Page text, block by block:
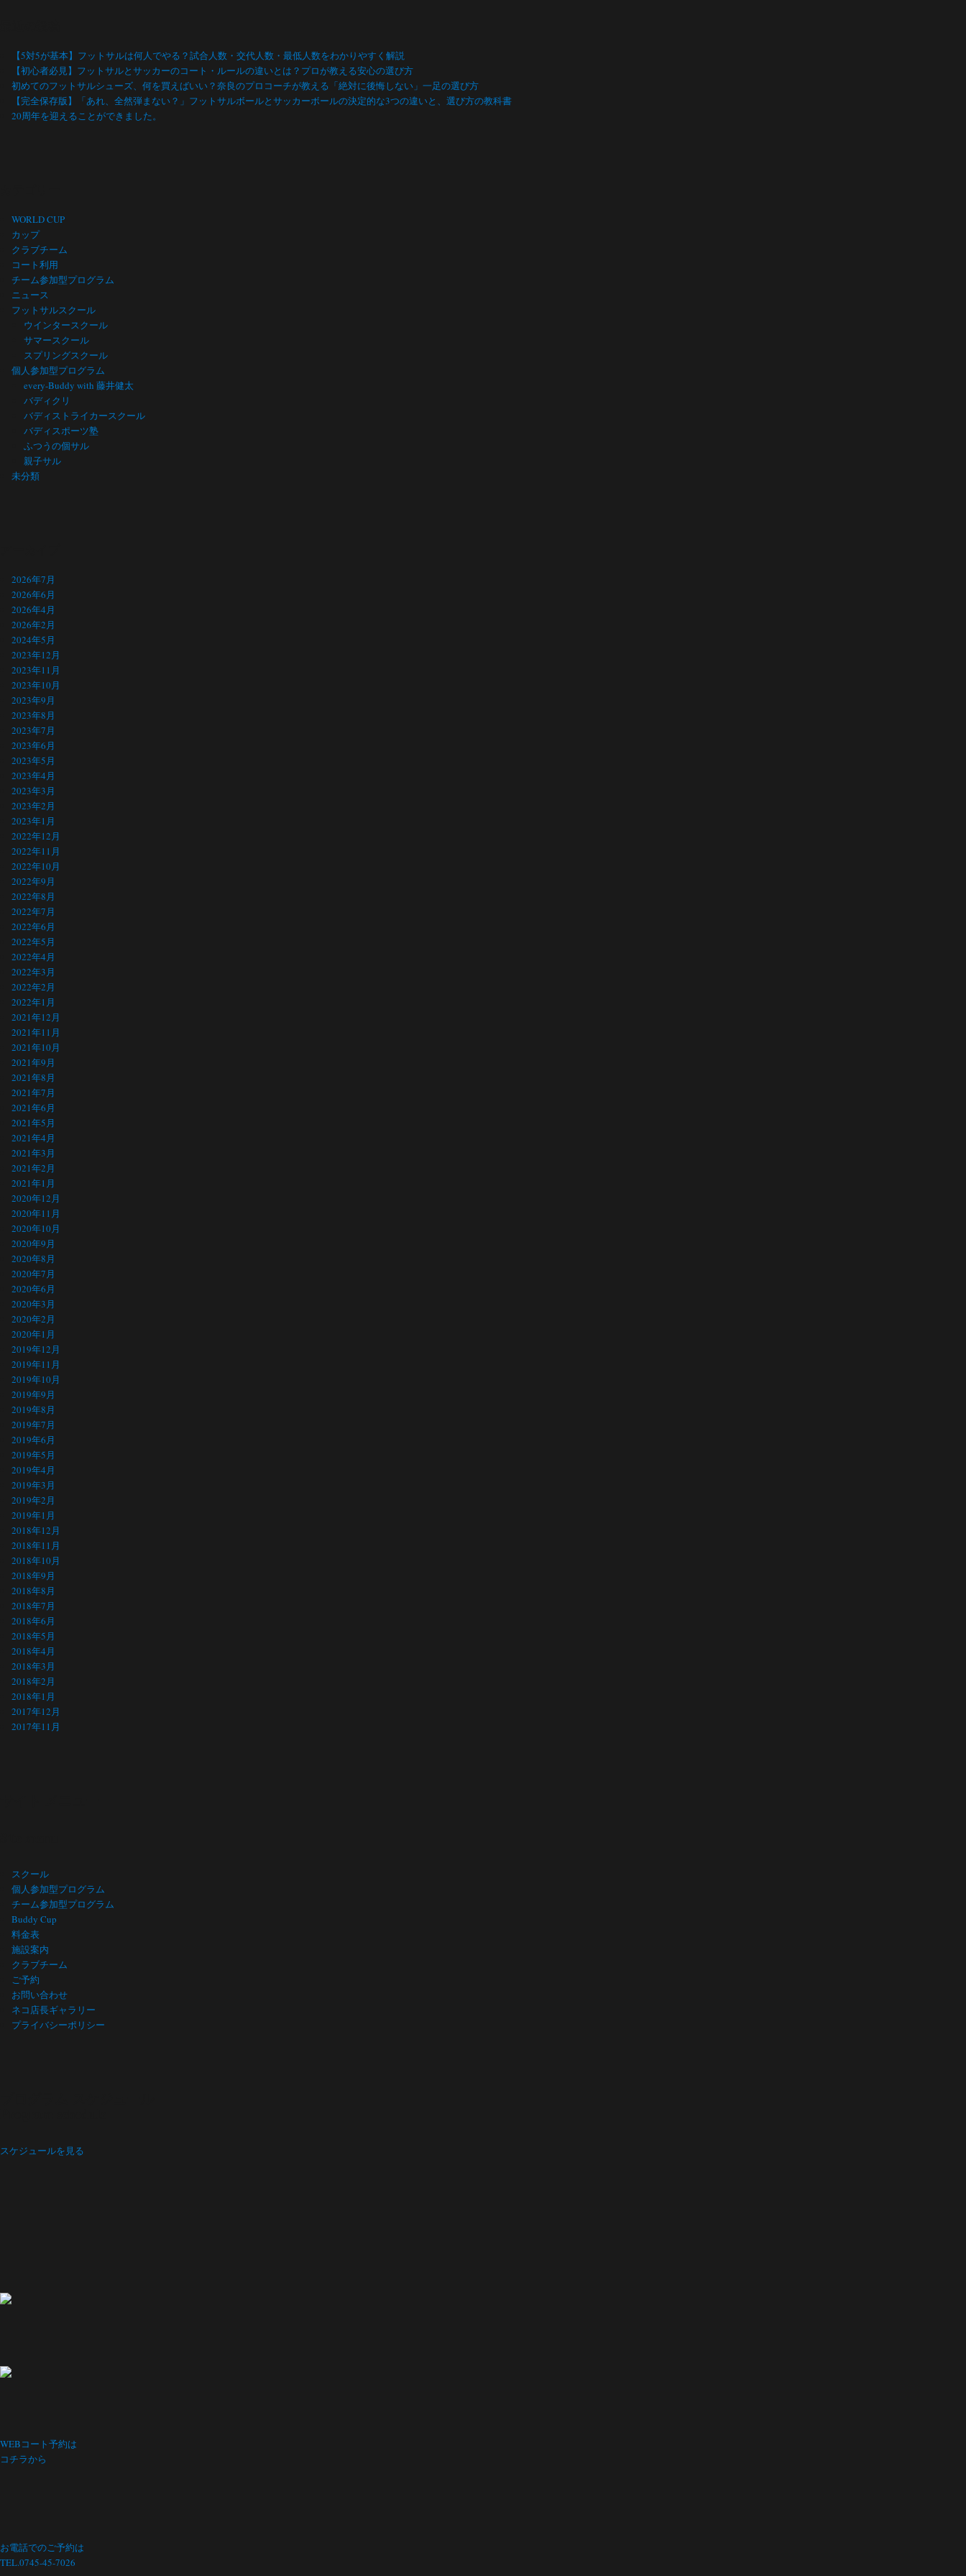
【5対5が基本】フットサルは何人でやる？試合人数・交代人数・最低人数をわかりやすく解説
【初心者必見】フットサルとサッカーのコート・ルールの違いとは？プロが教える安心の選び方
初めてのフットサルシューズ、何を買えばいい？奈良のプロコーチが教える「絶対に後悔しない」一足の選び方
【完全保存版】「あれ、全然弾まない？」フットサルボールとサッカーボールの決定的な3つの違いと、選び方の教科書
20周年を迎えることができました。
WORLD CUP
カップ
クラブチーム
コート利用
チーム参加型プログラム
ニュース
フットサルスクール
ウインタースクール
サマースクール
スプリングスクール
個人参加型プログラム
every-Buddy with 藤井健太
バディクリ
バディストライカースクール
バディスポーツ塾
ふつうの個サル
親子サル
未分類
2026年7月
2026年6月
2026年4月
2026年2月
2024年5月
2023年12月
2023年11月
2023年10月
2023年9月
2023年8月
2023年7月
2023年6月
2023年5月
2023年4月
2023年3月
2023年2月
2023年1月
2022年12月
2022年11月
2022年10月
2022年9月
2022年8月
2022年7月
2022年6月
2022年5月
2022年4月
2022年3月
2022年2月
2022年1月
2021年12月
2021年11月
2021年10月
2021年9月
2021年8月
2021年7月
2021年6月
2021年5月
2021年4月
2021年3月
2021年2月
2021年1月
2020年12月
2020年11月
2020年10月
2020年9月
2020年8月
2020年7月
2020年6月
2020年3月
2020年2月
2020年1月
2019年12月
2019年11月
2019年10月
2019年9月
2019年8月
2019年7月
2019年6月
2019年5月
2019年4月
2019年3月
2019年2月
2019年1月
2018年12月
2018年11月
2018年10月
2018年9月
2018年8月
2018年7月
2018年6月
2018年5月
2018年4月
2018年3月
2018年2月
2018年1月
2017年12月
2017年11月
スクール
個人参加型プログラム
チーム参加型プログラム
Buddy Cup
料金表
施設案内
クラブチーム
ご予約
お問い合わせ
ネコ店長ギャラリー
プライバシーポリシー
スケジュールを見る
WEBコート予約は
コチラから
お電話でのご予約は
TEL.0745-45-7026